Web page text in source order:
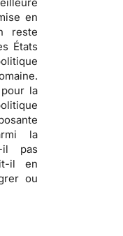
en
reste
États
.
la
la
il pas
il en
ou